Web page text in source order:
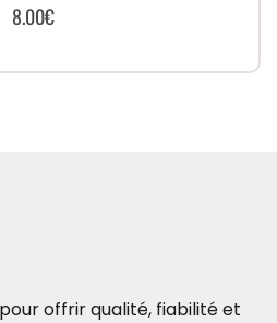
8.00€
offrir qualité, fiabilité et